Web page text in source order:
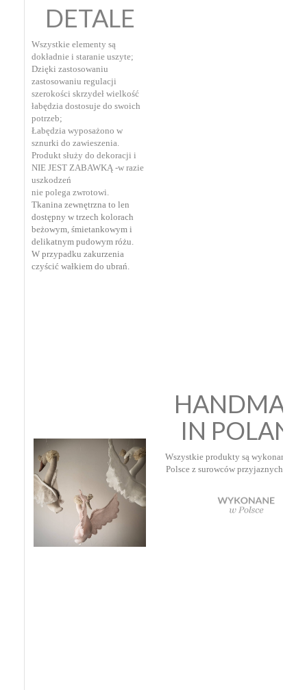
DETALE
Wszystkie elementy są
dokładnie i staranie uszyte;
Dzięki zastosowaniu
zastosowaniu regulacji
szerokości skrzydeł wielkość
łabędzia dostosuje do swoich
potrzeb;
Łabędzia wyposażono w
sznurki do zawieszenia.
Produkt służy do dekoracji i
NIE JEST ZABAWKĄ -w razie
uszkodzeń
nie polega zwrotowi.
Tkanina zewnętrzna to len
dostępny w trzech kolorach
beżowym, śmietankowym i
delikatnym pudowym różu.
W przypadku zakurzenia
czyścić wałkiem do ubrań.
IN
Wszystkie produkty są wykonane
Polsce z surowców przyjaznych dla